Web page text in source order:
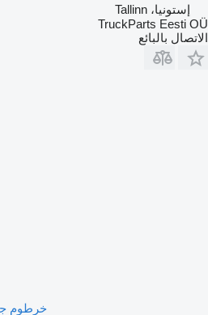
إستونيا، Tallinn
TruckParts Eesti OÜ
الاتصال بالبائع